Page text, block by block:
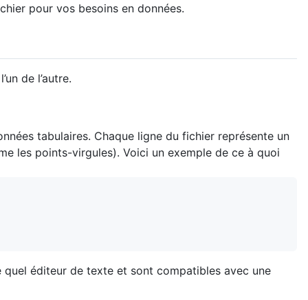
pour vos besoins en données.
de l’autre.
tabulaires. Chaque ligne du fichier représente un
les points-virgules). Voici un exemple de ce à quoi
éditeur de texte et sont compatibles avec une